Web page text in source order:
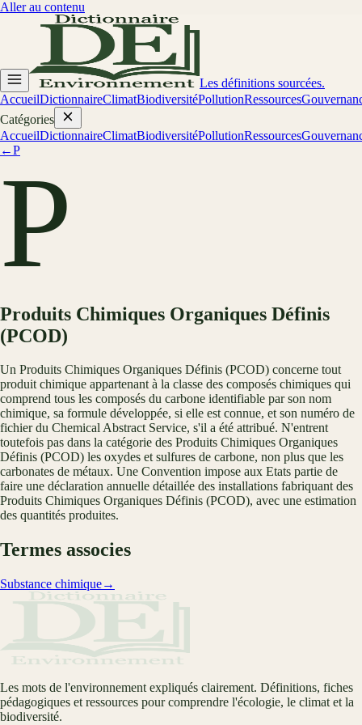
Aller au contenu
Les définitions sourcées.
AccueilDictionnaireClimatBiodiversitéPollutionRessources
Catégories
AccueilDictionnaireClimatBiodiversitéPollutionRessources
←P
P
Produits Chimiques Organiques Définis
(PCOD)
Un Produits Chimiques Organiques Définis (PCOD) concerne tout
produit chimique appartenant à la classe des composés chimiques qui
comprend tous les composés du carbone identifiable par son nom
chimique, sa formule développée, si elle est connue, et son numéro de
fichier du Chemical Abstract Service, s'il a été attribué. N'entrent
toutefois pas dans la catégorie des Produits Chimiques Organiques
Définis (PCOD) les oxydes et sulfures de carbone, non plus que les
carbonates de métaux. Une Convention impose aux Etats partie de
faire une déclaration annuelle détaillée des installations fabriquant des
Produits Chimiques Organiques Définis (PCOD), avec une estimation
des quantités produites.
Termes associes
Substance chimique→
Les mots de l'environnement expliqués clairement. Définitions, fiches
pédagogiques et ressources pour comprendre l'écologie, le climat et la
biodiversité.